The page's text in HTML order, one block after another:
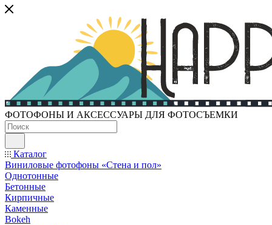
ФОТОФОНЫ И АКСЕССУАРЫ ДЛЯ ФОТОСЪЕМКИ
Каталог
Виниловые фотофоны «Стена и пол»
Однотонные
Бетонные
Кирпичные
Каменные
Bokeh